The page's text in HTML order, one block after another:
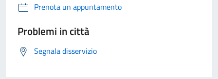
Prenota un appuntamento
Problemi in città
Segnala disservizio